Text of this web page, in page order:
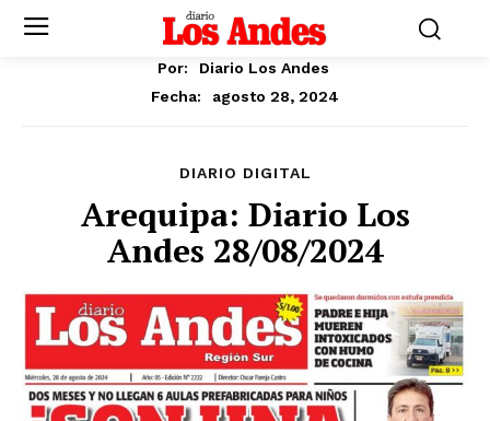
Por:
Diario Los Andes
Fecha:
agosto 28, 2024
DIARIO DIGITAL
Arequipa: Diario Los
Andes 28/08/2024